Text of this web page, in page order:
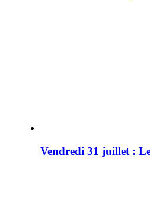
Vendredi 31 juillet :